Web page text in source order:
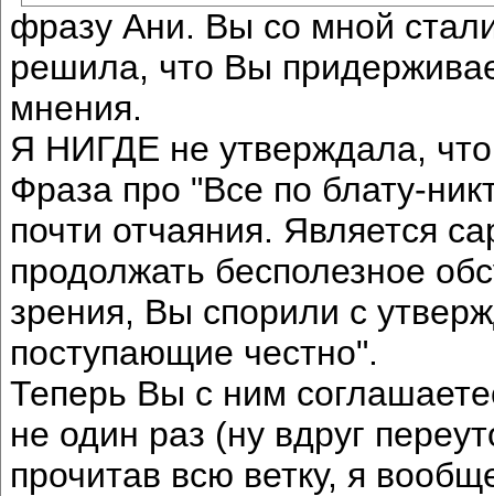
фразу Ани. Вы со мной
решила, что Вы
мнения.
Я НИГДЕ не утверждала,
Фраза про "Все по блату-
почти отчаяния. Является
продолжать бесполезное
зрения, Вы спорили с
поступающие честно".
Теперь Вы с ним
не один раз (ну вдруг
прочитав всю ветку, я